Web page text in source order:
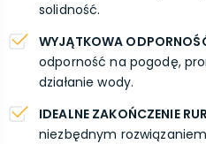
solidność.
WYJĄTKOWA
odporność na pogodę,
działanie wody.
IDEALNE ZAKOŃCZENIE
niezbędnym